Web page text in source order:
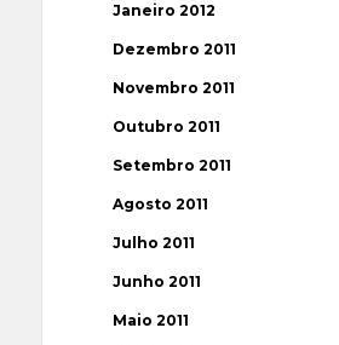
Janeiro 2012
Dezembro 2011
Novembro 2011
Outubro 2011
Setembro 2011
Agosto 2011
Julho 2011
Junho 2011
Maio 2011